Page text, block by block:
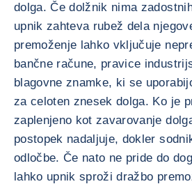
dolga. Če dolžnik nima
upnik zahteva rubež dela
premoženje lahko vključuje
bančne račune, pravice
blagovne znamke, ki se
za celoten znesek dolga. Ko je
zaplenjeno kot zavarovanje
postopek nadaljuje, dokler
odločbe. Če nato ne pride do
lahko upnik sproži dražbo